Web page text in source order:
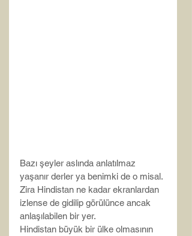
Bazı şeyler aslında anlatılmaz
yaşanır derler ya benimki de o misal.
Zira Hindistan ne kadar ekranlardan
izlense de gidilip görülünce ancak
anlaşılabilen bir yer.
Hindistan büyük bir ülke olmasının